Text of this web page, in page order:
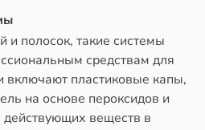
и полосок, такие системы
средствам для
включают пластиковые капы,
на основе пероксидов и
веществ в